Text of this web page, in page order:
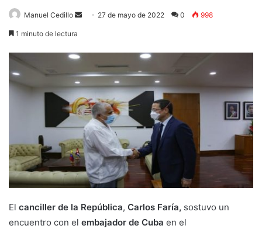
Manuel Cedillo
Send 27 de mayo de 2022 0 998
1 minuto de lectura
El canciller de la República, Carlos Faría, sostuvo un
encuentro con el embajador de Cuba en el